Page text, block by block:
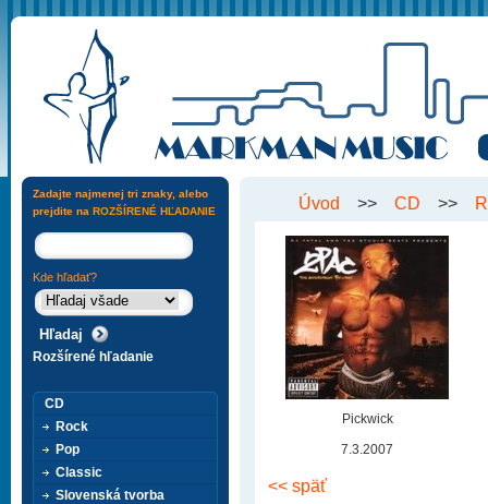
Úvod >> CD >>
Pickwick
7.3.2007
<< späť
Zadajte najmenej tri znaky, alebo
prejdite na ROZŠÍRENÉ HĽADANIE
Kde hľadať?
Rozšírené hľadanie
CD
Rock
Pop
Classic
Slovenská tvorba